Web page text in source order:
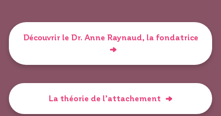
Découvrir le Dr. Anne Raynaud, la fondatrice
La théorie de l’attachement